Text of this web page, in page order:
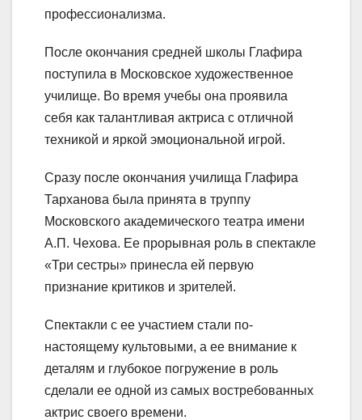
профессионализма.
После окончания средней школы Глафира
поступила в Московское художественное
училище. Во время учебы она проявила
себя как талантливая актриса с отличной
техникой и яркой эмоциональной игрой.
Сразу после окончания училища Глафира
Тарханова была принята в труппу
Московского академического театра имени
А.П. Чехова. Ее прорывная роль в спектакле
«Три сестры» принесла ей первую
признание критиков и зрителей.
Спектакли с ее участием стали по-
настоящему культовыми, а ее внимание к
деталям и глубокое погружение в роль
сделали ее одной из самых востребованных
актрис своего времени.